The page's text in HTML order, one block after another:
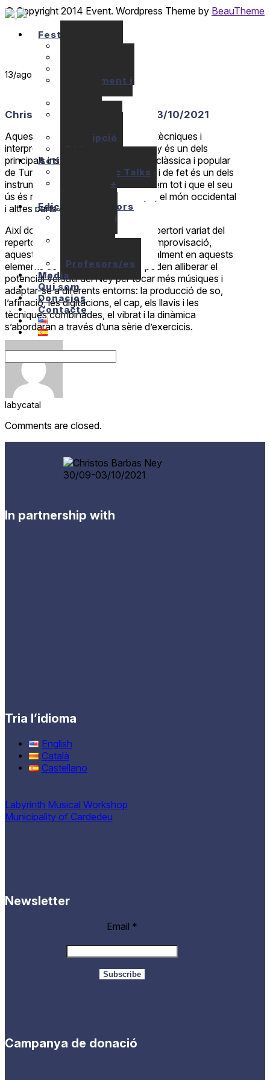
Festival
Allotjament i
Inscripció
FAQ
Activitats
10+1 Music Talks
Briam / E+
Program
Edicions anteriors
Seminaris
Profesors/es
Media
Qui som
Donacios
Contacte
© Copyright 2014 Event. Wordpress Theme by BeauTheme
13/ago
Christos Barbas Ney 30/09-03/10/2021
Aquest seminari se centrarà en les tècniques i
interpretació de la flauta Ney. El Ney és un dels
principals instruments de la música clàssica i popular
de Turquia, l’Iran i els països àrabs, i de fet és un dels
instruments més antics que coneixem tot i que el seu
ús és relativament recent a Europa, el món occidental
i altres parts deL món.
Així doncs, a més d’ensenyar un repertori variat del
repertori original i treballar sobre la improvisació,
aquest seminari se centrarà especialment en aquests
elements de la interpretació que poden alliberar el
potencial versàtil del Ney per tocar més músiques i
adaptar-se a diferents entorns: la producció de so,
l’afinació, les digitacions, el cap, els llavis i les
tècniques combinades, el vibrat i la dinàmica
s’abordaran a través d’una sèrie d’exercicis.
labycatal
Comments are closed.
In partnership with
Tria l’idioma
English
Català
Castellano
Labyrinth Musical Workshop
Municipality of Cardedeu
Newsletter
Email *
Campanya de donació